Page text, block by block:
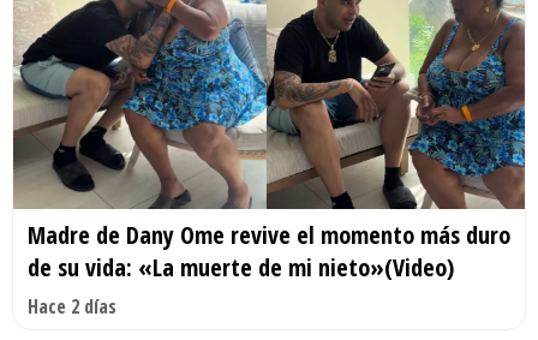
Madre de Dany Ome revive el momento más duro
de su vida: «La muerte de mi nieto»(Video)
Hace 2 días